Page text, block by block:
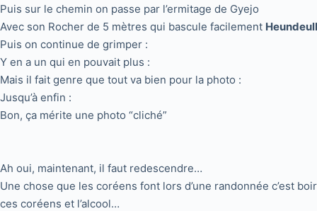
Puis sur le chemin on passe par l’ermitage de Gyejo
Avec son Rocher de 5 mètres qui bascule facilement
Puis on continue de grimper :
Y en a un qui en pouvait plus :
Mais il fait genre que tout va bien pour la photo :
Jusqu’à enfin :
Bon, ça mérite une photo “cliché”
Ah oui, maintenant, il faut redescendre…
Une chose que les coréens font lors d’une randonnée c’est
ces coréens et l’alcool…